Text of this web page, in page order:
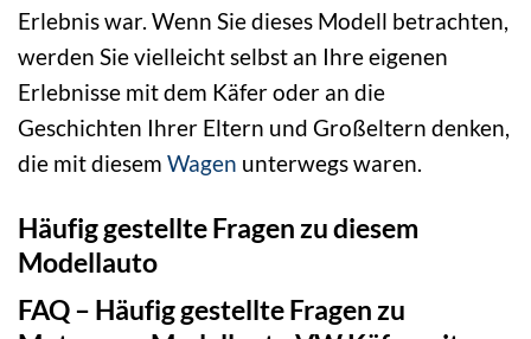
Erlebnis war. Wenn Sie dieses Modell betrachten,
werden Sie vielleicht selbst an Ihre eigenen
Erlebnisse mit dem Käfer oder an die
Geschichten Ihrer Eltern und Großeltern denken,
die mit diesem Wagen unterwegs waren.
Häufig gestellte Fragen zu diesem
Modellauto
FAQ – Häufig gestellte Fragen zu